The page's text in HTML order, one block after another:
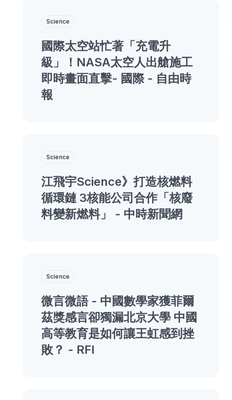
Science
國際太空站忙著「充電升
級」！NASA太空人出艙施工
即時畫面直擊- 國際 - 自由時
報
Science
江飛宇Science》打造核燃料
循環鏈 3核能公司合作「核廢
料變新燃料」 - 中時新聞網
Science
微言微語 - 中國數學家獲菲爾
茲獎感言卻獨漏北京大學 中國
高等教育是如何讓王虹感到挫
敗？ - RFI